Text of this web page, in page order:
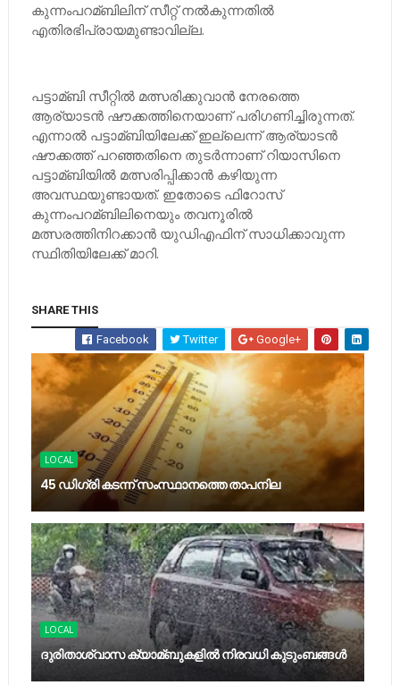
കുന്നംപറമ്ബിലിന് സീറ്റ് നല്‍കുന്നതില്‍
എതിരഭിപ്രായമുണ്ടാവില്ല.
പട്ടാമ്ബി സീറ്റില്‍ മത്സരിക്കുവാന്‍ നേരത്തെ
ആര്യാടന്‍ ഷൗക്കത്തിനെയാണ് പരിഗണിച്ചിരുന്നത്.
എന്നാല്‍ പട്ടാമ്ബിയിലേക്ക് ഇല്ലെന്ന് ആര്യാടന്‍
ഷൗക്കത്ത് പറഞ്ഞതിനെ തുടര്‍ന്നാണ് റിയാസിനെ
പട്ടാമ്ബിയില്‍ മത്സരിപ്പിക്കാന്‍ കഴിയുന്ന
അവസ്ഥയുണ്ടായത്. ഇതോടെ ഫിറോസ്
കുന്നംപറമ്ബിലിനെയും തവനൂരില്‍
മത്സരത്തിനിറക്കാന്‍ യുഡിഎഫിന് സാധിക്കാവുന്ന
സ്ഥിതിയിലേക്ക് മാറി.
SHARE THIS
Facebook Twitter Google+
LOCAL
45 ഡിഗ്രി കടന്ന് സംസ്ഥാനത്തെ താപനില
LOCAL
ദുരിതാശ്വാസ ക്യാമ്ബുകളിൽ നിരവധി കുടുംബങ്ങൾ